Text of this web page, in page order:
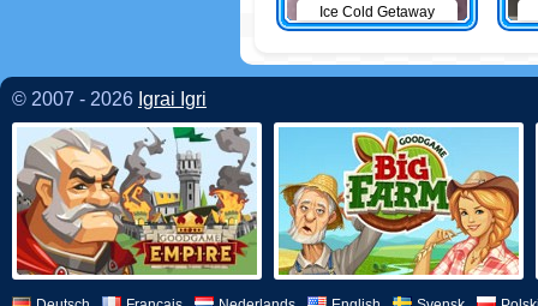
Ice Cold Getaway
© 2007 - 2026 Igrai Igri